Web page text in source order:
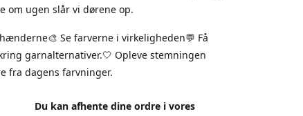
om ugen slår vi dørene op.
Se farverne i virkeligheden💬 Få
garnalternativer.🤍 Opleve stemningen
fra dagens farvninger.
Du kan afhente dine ordre i vores